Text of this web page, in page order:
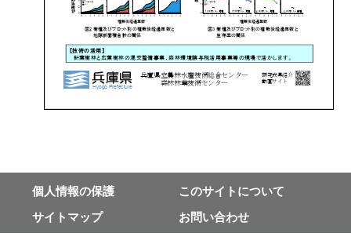
個⼈情報の保護
このサイトについて
サイトマップ
お問い合わせ